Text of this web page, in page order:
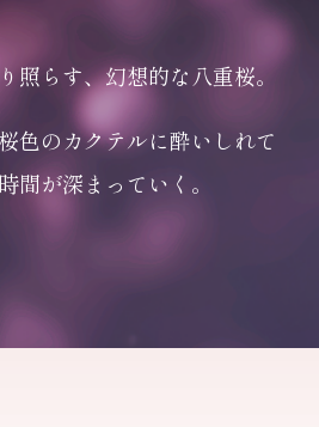
照らす、幻想的な八重桜。
桜色のカクテルに酔いしれて
間が深まっていく。